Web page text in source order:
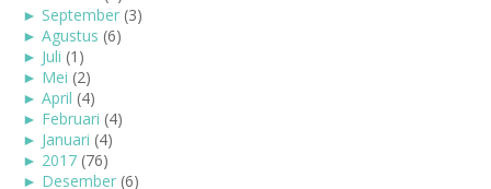
► September (3)
► Agustus (6)
► Juli (1)
► Mei (2)
► April (4)
► Februari (4)
► Januari (4)
► 2017 (76)
► Desember (6)